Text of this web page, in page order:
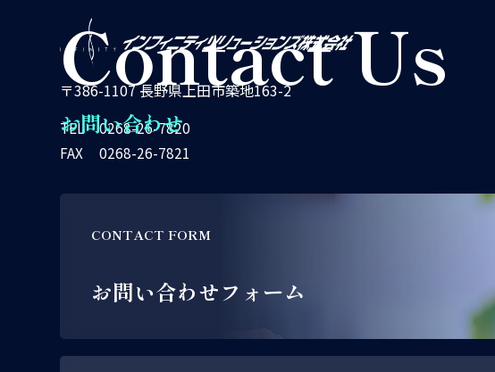
Contact Us
お問い合わせ
CONTACT FORM
お問い合わせフォーム
〒386-1107 長野県上田市築地163-2
TEL
0268-26-7820
FAX
0268-26-7821